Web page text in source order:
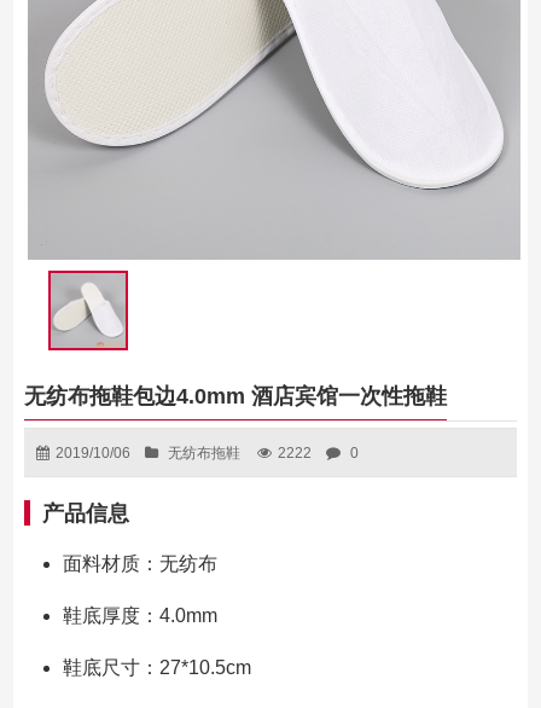
无纺布拖鞋包边4.0mm 酒店宾馆一次性拖鞋
2019/10/06 无纺布拖鞋 2222 0
产品信息
面料材质：无纺布
鞋底厚度：4.0mm
鞋底尺寸：27*10.5cm